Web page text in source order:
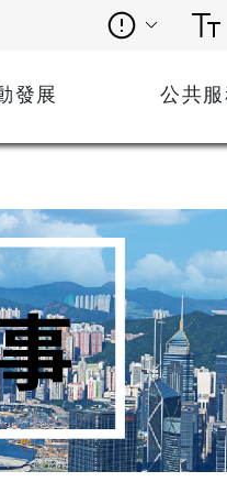
發展 公共